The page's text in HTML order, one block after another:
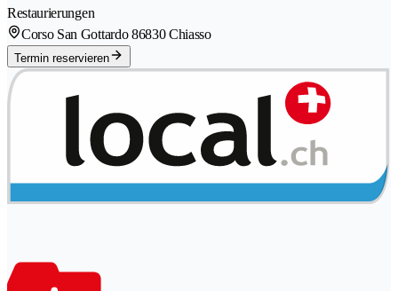
Restaurierungen
Corso San Gottardo 86830 Chiasso
Termin reservieren